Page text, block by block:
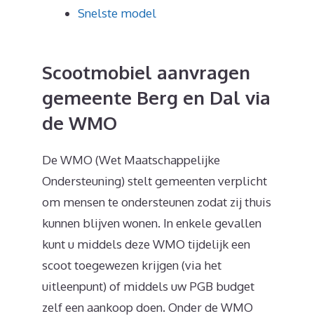
Snelste model
Scootmobiel aanvragen
gemeente Berg en Dal via
de WMO
De WMO (Wet Maatschappelijke
Ondersteuning) stelt gemeenten verplicht
om mensen te ondersteunen zodat zij thuis
kunnen blijven wonen. In enkele gevallen
kunt u middels deze WMO tijdelijk een
scoot toegewezen krijgen (via het
uitleenpunt) of middels uw PGB budget
zelf een aankoop doen. Onder de WMO